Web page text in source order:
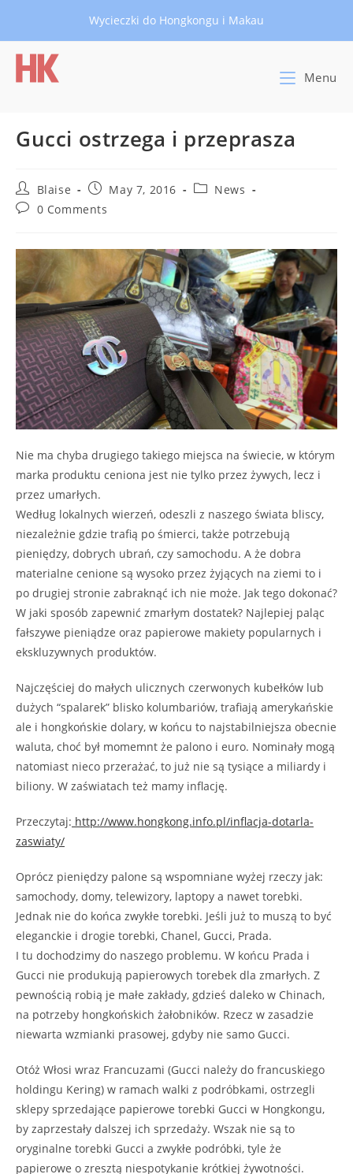
Wycieczki do Hongkongu i Makau
Menu
Gucci ostrzega i przeprasza
Post
author:
Blaise
Post
published:
May 7, 2016
PostNews
Post0 Comments
Nie ma chyba drugiego takiego miejsca na świecie, w którym
marka produktu ceniona jest nie tylko przez żywych, lecz i
przez umarłych.
Według lokalnych wierzeń, odeszli z naszego świata bliscy,
niezależnie gdzie trafią po śmierci, także potrzebują
pieniędzy, dobrych ubrań, czy samochodu. A że dobra
materialne cenione są wysoko przez żyjących na ziemi to i
po drugiej stronie zabraknąć ich nie może. Jak tego dokonać?
W jaki sposób zapewnić zmarłym dostatek? Najlepiej paląc
fałszywe pieniądze oraz papierowe makiety popularnych i
ekskluzywnych produktów.
Najczęściej do małych ulicznych czerwonych kubełków lub
dużych “spalarek” blisko kolumbariów, trafiają amerykańskie
ale i hongkońskie dolary, w końcu to najstabilniejsza obecnie
waluta, choć był momemnt że palono i euro. Nominały mogą
natomiast nieco przerażać, to już nie są tysiące a miliardy i
biliony. W zaświatach też mamy inflację.
Przeczytaj: http://www.hongkong.info.pl/inflacja-dotarla-
zaswiaty/
Oprócz pieniędzy palone są wspomniane wyżej rzeczy jak:
samochody, domy, telewizory, laptopy a nawet torebki.
Jednak nie do końca zwykłe torebki. Jeśli już to muszą to być
eleganckie i drogie torebki, Chanel, Gucci, Prada.
I tu dochodzimy do naszego problemu. W końcu Prada i
Gucci nie produkują papierowych torebek dla zmarłych. Z
pewnością robią je małe zakłady, gdzieś daleko w Chinach,
na potrzeby hongkońskich żałobników. Rzecz w zasadzie
niewarta wzmianki prasowej, gdyby nie samo Gucci.
Otóż Włosi wraz Francuzami (Gucci należy do francuskiego
holdingu Kering) w ramach walki z podróbkami, ostrzegli
sklepy sprzedające papierowe torebki Gucci w Hongkongu,
by zaprzestały dalszej ich sprzedaży. Wszak nie są to
oryginalne torebki Gucci a zwykłe podróbki, tyle że
papierowe o zresztą niespotykanie krótkiej żywotności.